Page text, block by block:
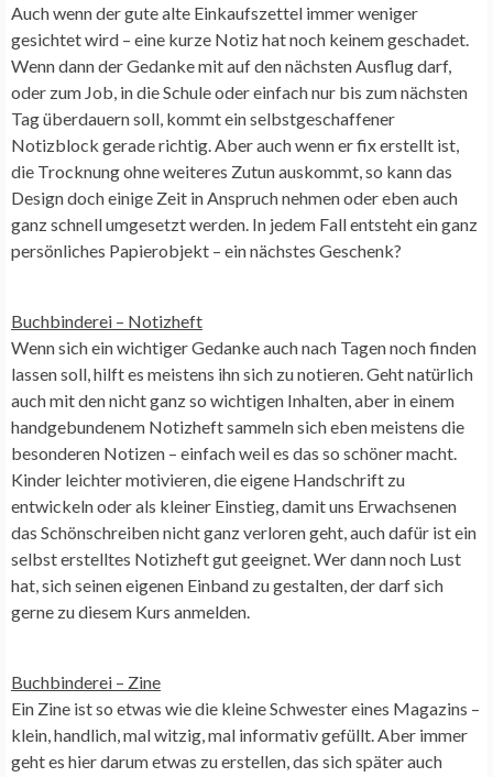
Auch wenn der gute alte Einkaufszettel immer weniger
gesichtet wird – eine kurze Notiz hat noch keinem geschadet.
Wenn dann der Gedanke mit auf den nächsten Ausflug darf,
oder zum Job, in die Schule oder einfach nur bis zum nächsten
Tag überdauern soll, kommt ein selbstgeschaffener
Notizblock gerade richtig. Aber auch wenn er fix erstellt ist,
die Trocknung ohne weiteres Zutun auskommt, so kann das
Design doch einige Zeit in Anspruch nehmen oder eben auch
ganz schnell umgesetzt werden. In jedem Fall entsteht ein ganz
persönliches Papierobjekt – ein nächstes Geschenk?
Buchbinderei – Notizheft
Wenn sich ein wichtiger Gedanke auch nach Tagen noch finden
lassen soll, hilft es meistens ihn sich zu notieren. Geht natürlich
auch mit den nicht ganz so wichtigen Inhalten, aber in einem
handgebundenem Notizheft sammeln sich eben meistens die
besonderen Notizen – einfach weil es das so schöner macht.
Kinder leichter motivieren, die eigene Handschrift zu
entwickeln oder als kleiner Einstieg, damit uns Erwachsenen
das Schönschreiben nicht ganz verloren geht, auch dafür ist ein
selbst erstelltes Notizheft gut geeignet. Wer dann noch Lust
hat, sich seinen eigenen Einband zu gestalten, der darf sich
gerne zu diesem Kurs anmelden.
Buchbinderei – Zine
Ein Zine ist so etwas wie die kleine Schwester eines Magazins –
klein, handlich, mal witzig, mal informativ gefüllt. Aber immer
geht es hier darum etwas zu erstellen, das sich später auch